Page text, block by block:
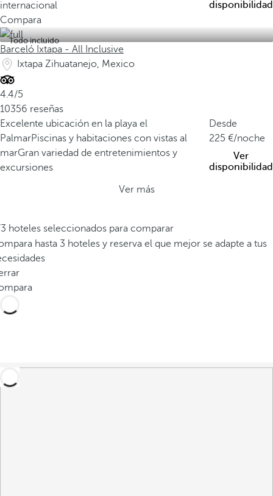
internacional
disponibilidad
Compara
Todo incluido
Barceló Ixtapa - All Inclusive
Ixtapa Zihuatanejo, Mexico
4.4/5
10356 reseñas
Excelente ubicación en la playa el
PalmarPiscinas y habitaciones con vistas al
marGran variedad de entretenimientos y
excursiones
Desde
225
/noche
Ver
disponibilidad
Ver más
hoteles seleccionados para comparar
hasta 3 hoteles y reserva el que mejor se adapte a tus